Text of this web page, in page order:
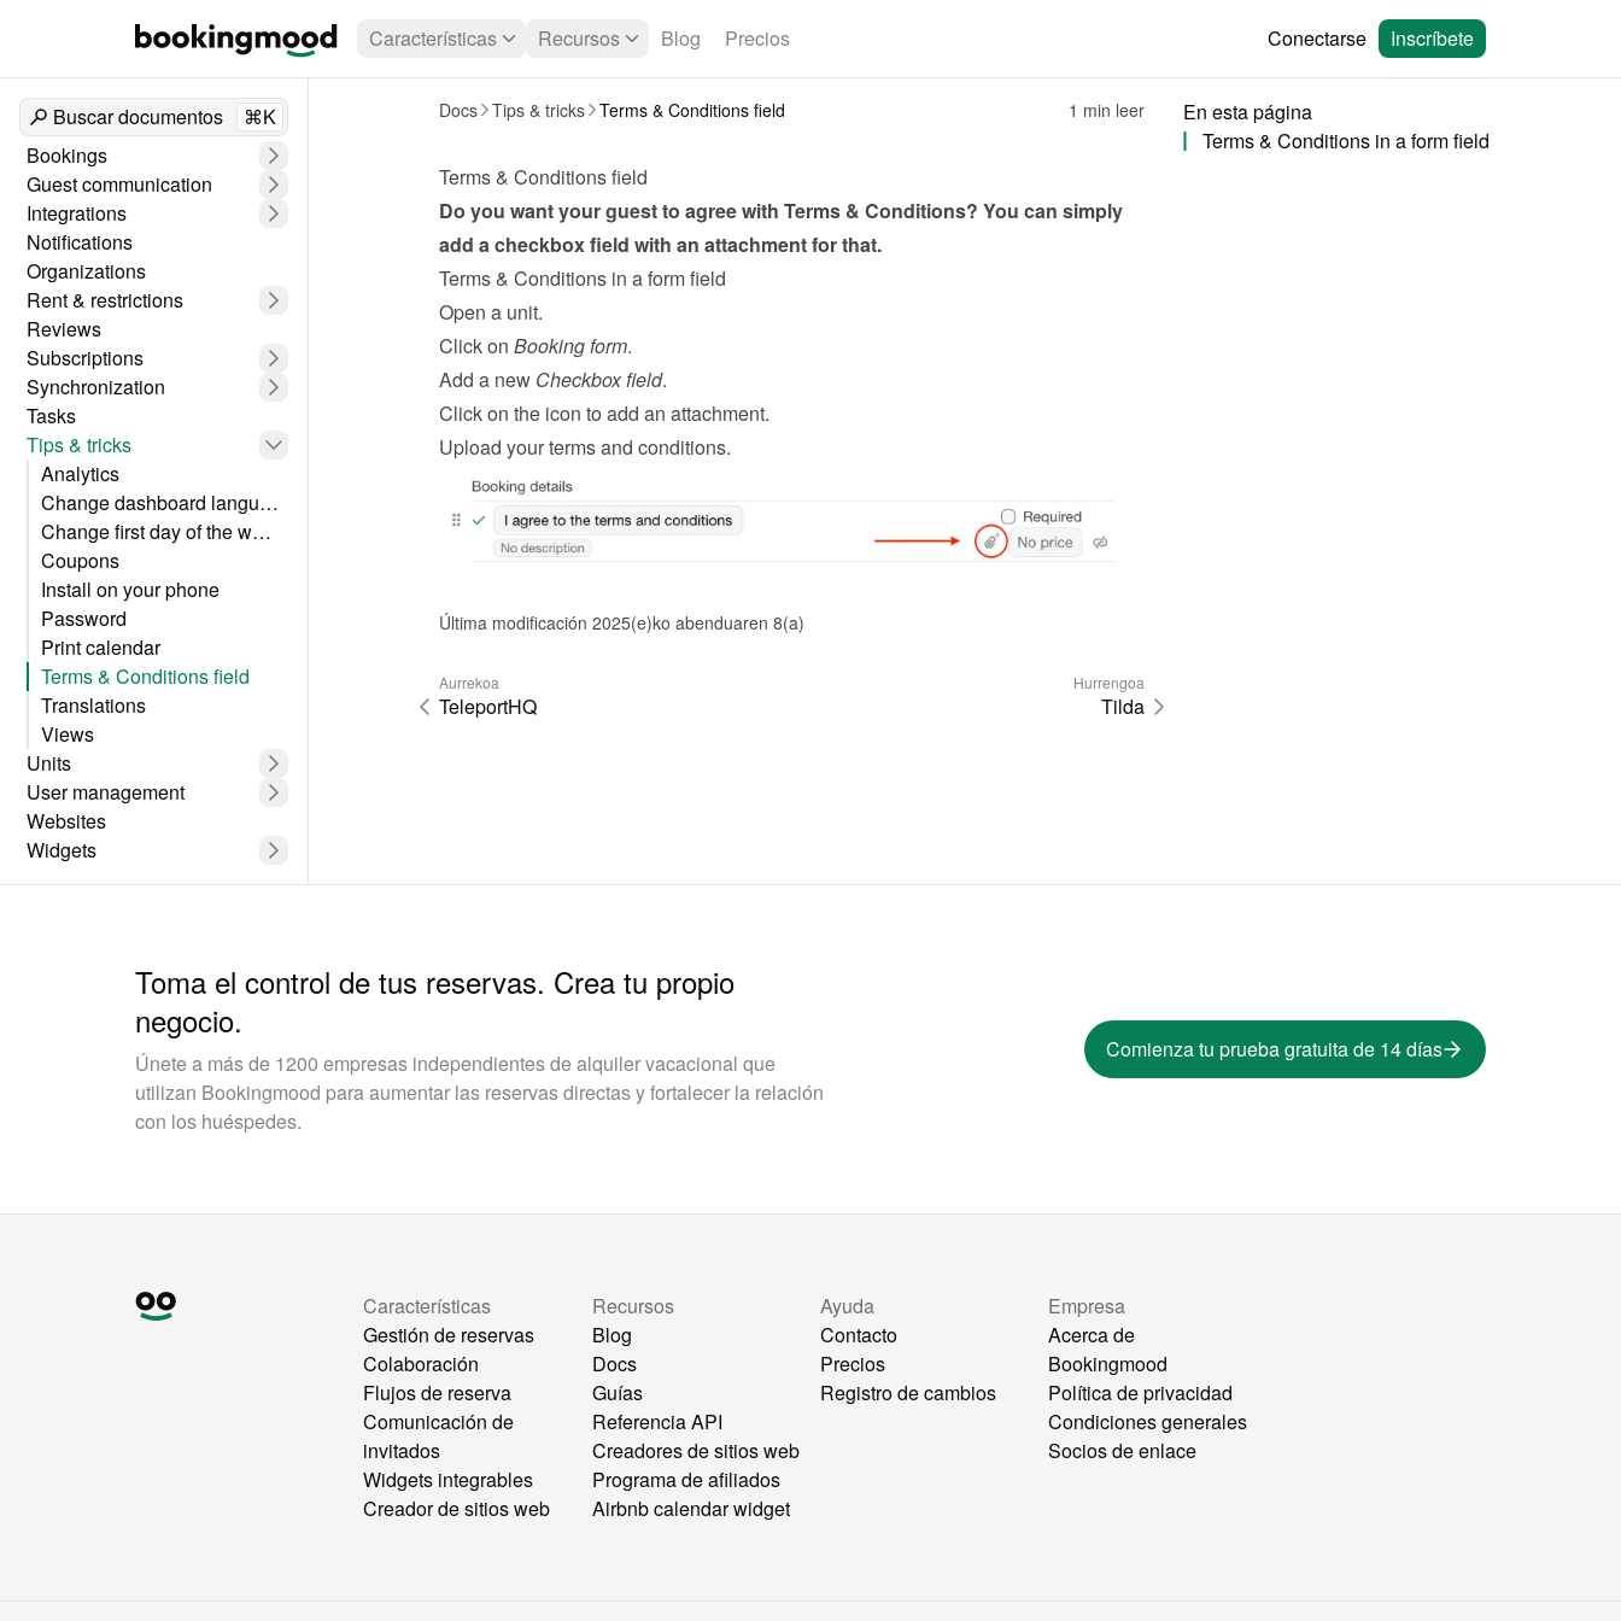
Características Recursos Blog Precios Conectarse Inscríbete
Buscar documentos
⌘K
Bookings
Guest communication
Integrations
Notifications
Organizations
Rent & restrictions
Reviews
Subscriptions
Synchronization
Tasks
Tips & tricks
Analytics
Change dashboard language
Change first day of the week
Coupons
Install on your phone
Password
Print calendar
Terms & Conditions field
Translations
Views
Units
User management
Websites
Widgets
Docs Tips & tricks Terms & Conditions field 1 min leer
Terms & Conditions field
Do you want your guest to agree with Terms & Conditions? You can simply
add a checkbox field with an attachment for that.
Terms & Conditions in a form field
Open a unit.
Click on Booking form.
Add a new Checkbox field.
Click on the icon to add an attachment.
Upload your terms and conditions.
Última modificación 2025(e)ko abenduaren 8(a)
Aurrekoa
TeleportHQ
Hurrengoa
Tilda
En esta página
Terms & Conditions in a form field
Toma el control de tus reservas. Crea tu propio
negocio.
Únete a más de 1200 empresas independientes de alquiler vacacional que
utilizan Bookingmood para aumentar las reservas directas y fortalecer la relación
con los huéspedes.
Comienza tu prueba gratuita de 14 días
Características
Gestión de reservas
Colaboración
Flujos de reserva
Comunicación de
invitados
Widgets integrables
Creador de sitios web
Recursos
Blog
Docs
Guías
Referencia API
Creadores de sitios web
Programa de afiliados
Airbnb calendar widget
Ayuda
Contacto
Precios
Registro de cambios
Empresa
Acerca de
Bookingmood
Política de privacidad
Condiciones generales
Socios de enlace